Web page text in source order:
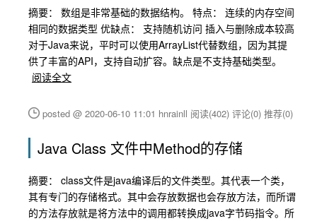
摘要： 数组是非常基础的数据结构。 特点： 连续的内存空间
相同的数据类型 优缺点： 支持随机访问 插入与删除成本较高
对于Java来说，平时可以使用ArrayList代替数组，因为其提
供了丰富的API，支持自动扩容。缺点是不支持基础类型。
阅读全文
posted @ 2020-06-10 11:01 hnrainll 阅读(402) 评论(0) 推荐(0)
Java Class 文件中Method的存储
摘要： class文件是java编译后的文件类型。其代表一个类，
其有专门的存储格式。其中会存放数据也会存放方法，而所谓
的方法存放就是将方法中的调用都转换成java字节码指令。所